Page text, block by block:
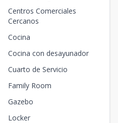
Centros Comerciales
Cercanos
Cocina
Cocina con desayunador
Cuarto de Servicio
Family Room
Gazebo
Locker